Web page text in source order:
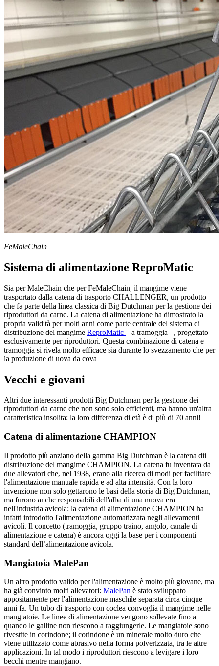
FeMaleChain
Sistema di alimentazione ReproMatic
Sia per MaleChain che per FeMaleChain, il mangime viene
trasportato dalla catena di trasporto CHALLENGER, un prodotto
che fa parte della linea classica di Big Dutchman per la gestione dei
riproduttori da carne. La catena di alimentazione ha dimostrato la
propria validità per molti anni come parte centrale del sistema di
distribuzione del mangime ReproMatic – a tramoggia –, progettato
esclusivamente per riproduttori. Questa combinazione di catena e
tramoggia si rivela molto efficace sia durante lo svezzamento che per
la produzione di uova da cova
Vecchi e giovani
Altri due interessanti prodotti Big Dutchman per la gestione dei
riproduttori da carne che non sono solo efficienti, ma hanno un'altra
caratteristica insolita: la loro differenza di età è di più di 70 anni!
Catena di alimentazione CHAMPION
Il prodotto più anziano della gamma Big Dutchman è la catena dii
distribuzione del mangime CHAMPION. La catena fu inventata da
due allevatori che, nel 1938, erano alla ricerca di modi per facilitare
l'alimentazione manuale rapida e ad alta intensità. Con la loro
invenzione non solo gettarono le basi della storia di Big Dutchman,
ma furono anche responsabili dell'alba di una nuova era
nell'industria avicola: la catena di alimentazione CHAMPION ha
infatti introdotto l'alimentazione automatizzata negli allevamenti
avicoli. Il concetto (tramoggia, gruppo traino, angolo, canale di
alimentazione e catena) è ancora oggi la base per i componenti
standard dell’alimentazione avicola.
Mangiatoia MalePan
Un altro prodotto valido per l'alimentazione è molto più giovane, ma
ha già convinto molti allevatori: MalePan è stato sviluppato
appositamente per l'alimentazione maschile separata circa cinque
anni fa. Un tubo di trasporto con coclea convoglia il mangime nelle
mangiatoie. Le linee di alimentazione vengono sollevate fino a
quando le galline non riescono a raggiungerle. Le mangiatoie sono
rivestite in corindone; il corindone è un minerale molto duro che
viene utilizzato come abrasivo nella forma polverizzata, tra le altre
applicazioni. In tal modo i riproduttori riescono a levigare i loro
becchi mentre mangiano.